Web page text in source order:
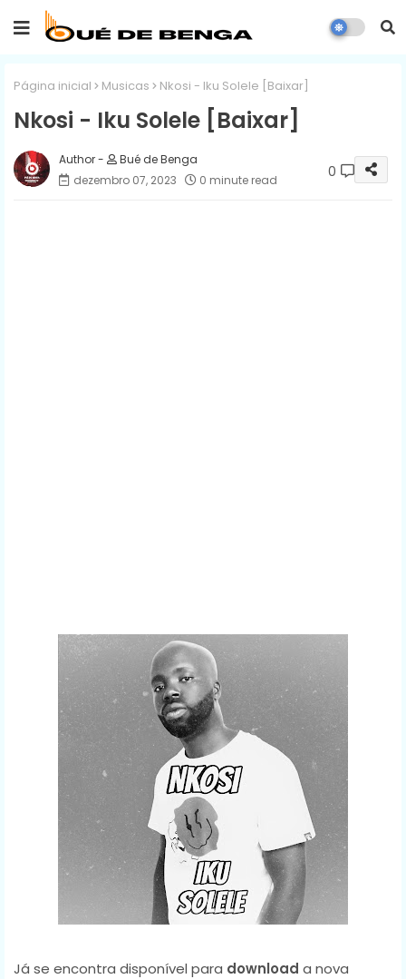
Página inicial Musicas Nkosi - Iku Solele [Baixar]
Nkosi - Iku Solele [Baixar]
Bué de Benga
dezembro 07, 2023
0 minute read 0
Já se encontra disponível para download a nova